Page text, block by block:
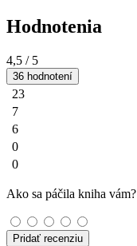
Hodnotenia
4,5 / 5
36 hodnotení
23
7
6
0
0
Ako sa páčila kniha vám?
Pridať recenziu